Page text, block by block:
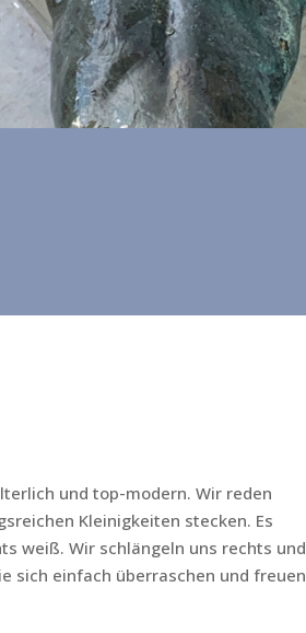
und top-modern. Wir reden
Kleinigkeiten stecken. Es
weiß. Wir schlängeln uns rechts und
sich einfach überraschen und freuen